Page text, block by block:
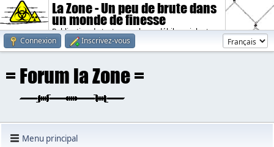
La Zone - Un peu de brute dans
un monde de finesse
Publication de textes sombres, débiles, violents.
Connexion
Inscrivez-vous
Menu principal